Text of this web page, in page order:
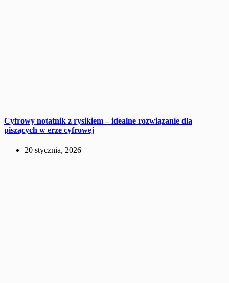
Cyfrowy notatnik z rysikiem – idealne rozwiązanie dla
piszących w erze cyfrowej
20 stycznia, 2026